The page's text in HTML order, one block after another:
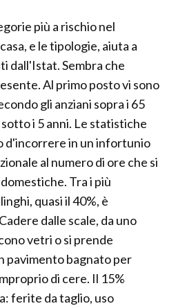
più a rischio nel
e le tipologie, aiuta a
dall'Istat. Sembra che
Al primo posto vi sono
gli anziani sopra i 65
i 5 anni. Le statistiche
d'incorrere in un infortunio
al numero di ore che si
Tra i più
quasi il 40%, è
dalle scale, da uno
vetri o si prende
pavimento bagnato per
di cere. Il 15%
ferite da taglio, uso